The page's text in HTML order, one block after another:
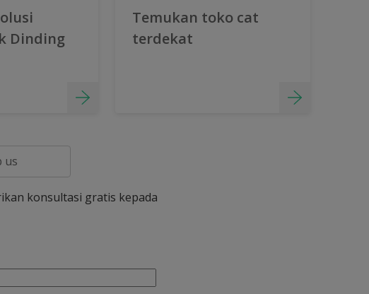
Dinding
Temukan toko cat
terdekat
us
konsultasi gratis kepada